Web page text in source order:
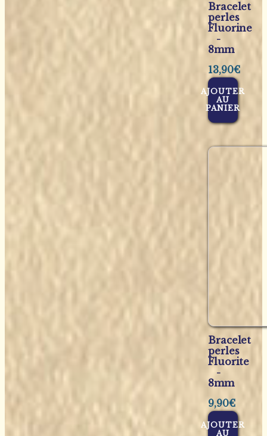
Bracelet
perles
Fluorine
-
8mm
13,90€
AJOUTER
AU
PANIER
Bracelet
perles
Fluorite
-
8mm
9,90€
AJOUTER
AU